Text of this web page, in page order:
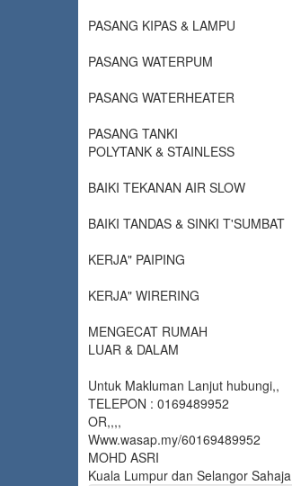
PASANG KIPAS & LAMPU
PASANG WATERPUM
PASANG WATERHEATER
PASANG TANKI
POLYTANK & STAINLESS
BAIKI TEKANAN AIR SLOW
BAIKI TANDAS & SINKI T'SUMBAT
KERJA" PAIPING
KERJA" WIRERING
MENGECAT RUMAH
LUAR & DALAM
Untuk Makluman Lanjut hubungi,,
TELEPON : 0169489952
OR,,,,
Www.wasap.my/60169489952
MOHD ASRI
Kuala Lumpur dan Selangor Sahaja